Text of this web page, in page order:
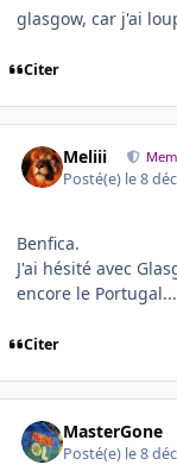
glasgow, car j'ai
Citer
Meliii
Posté(e) le 8
Benfica.
J'ai hésité avec
encore le
Citer
MasterGone
Posté(e) le 8